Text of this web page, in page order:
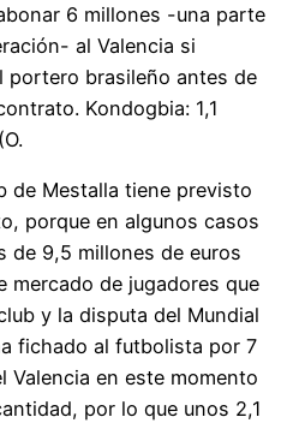
6 millones -una parte
al Valencia si
portero brasileño antes de
Kondogbia: 1,1
de Mestalla tiene previsto
porque en algunos casos
de 9,5 millones de euros
mercado de jugadores que
y la disputa del Mundial
fichado al futbolista por 7
Valencia en este momento
por lo que unos 2,1